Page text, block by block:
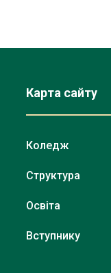
Карта сайту
Коледж
Структура
Освіта
Вступнику